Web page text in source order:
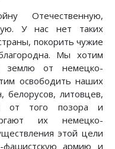
Отечественную,
У нас нет таких
покорить чужие
Мы хотим
землю от немецко-
освободить наших
белорусов, литовцев,
от того позора и
их немецко-
этой цели
армию и